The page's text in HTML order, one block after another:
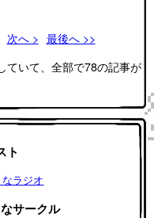
次へ > 最後へ >>
ていて、全部で78の記事が
ト
ラジオ
サークル